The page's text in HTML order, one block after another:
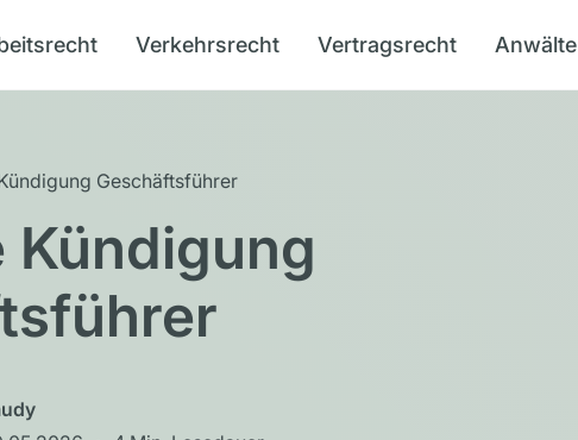
Verkehrsrecht Vertragsrecht Anwälte
Geschäftsführer
Kündigung